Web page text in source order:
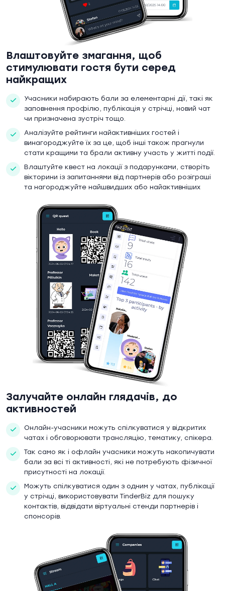
Влаштовуйте змагання, щоб
стимулювати гостя бути серед
найкращих
Учасники набирають бали за елементарні дії, такі як
заповнення профілю, публікація у стрічці, новий чат
чи призначена зустріч тощо.
Аналізуйте рейтинги найактивніших гостей і
винагороджуйте їх за це, щоб інші також прагнули
стати кращими та брали активну участь у житті події.
Влаштуйте квест на локації з подарунками, створіть
вікторини із запитаннями від партнерів або розіграші
та нагороджуйте найшвидших або найактивніших
Залучайте онлайн глядачів, до
активностей
Онлайн-учасники можуть спілкуватися у відкритих
чатах і обговорювати трансляцію, тематику, спікера.
Так само як і офлайн учасники можуть накопичувати
бали за всі ті активності, які не потребують фізичної
присутності на локації.
Можуть спілкуватися один з одним у чатах, публікації
у стрічці, використовувати TinderBiz для пошуку
контактів, відвідати віртуальні стенди партнерів і
спонсорів.